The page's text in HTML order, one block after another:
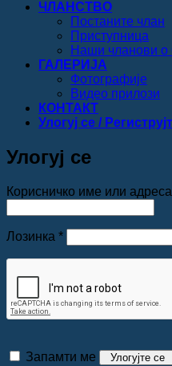
ЧЛАНСТВО
Постаните члан
Приступница
Наши чланови о
ГАЛЕРИЈА
Фотографије
Видео прилози
КОНТАКТ
Улогуј се /
Улогуј се
Корисничко име или
Лозинка *Обавезно
Запамти ме Улогујте се